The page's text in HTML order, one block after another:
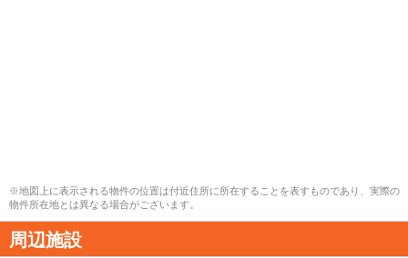
※地図上に表示される物件の位置は付近住所に所在することを表すものであり、実際の
物件所在地とは異なる場合がございます。
周辺施設